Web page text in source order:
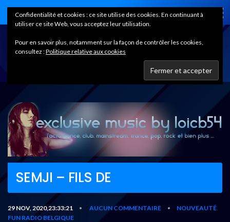
Home
SEMJI – FILS DE
29 NOV, 2020,23:33:21 • AUCUN COMMENTAIRE •
NOUVEAUTÉ
FUN RADIO BELGIQUE
Confidentialité et cookies : ce site utilise des cookies. En continuant à
utiliser ce site Web, vous acceptez leur utilisation.
Pour en savoir plus, notamment sur la façon de contrôler les cookies,
consultez :Politique relative aux cookies